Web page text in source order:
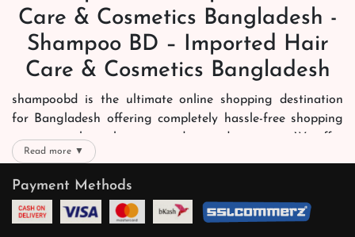
Care & Cosmetics Bangladesh -
Shampoo BD – Imported Hair
Care & Cosmetics Bangladesh
shampoobd is the ultimate online shopping destination
for Bangladesh offering completely hassle-free shopping
experience through secure and trusted gateways. We offer
you trendy and reliable shopping with all your preferred
brands and more. Now shopping is easier, quicker and
always joyous. We help you mark the exact choice here.
We offer our customers with memorable online shopping
Read more ▼
Payment Methods